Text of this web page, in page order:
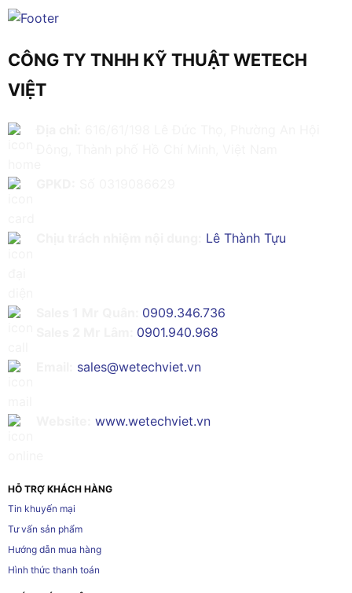
CÔNG TY TNHH KỸ THUẬT WETECH
VIỆT
Lê Thành Tựu
0909.346.736
0901.940.968
sales@wetechviet.vn
www.wetechviet.vn
HỖ TRỢ KHÁCH HÀNG
Tin khuyến mại
Tư vấn sản phẩm
Hướng dẫn mua hàng
Hình thức thanh toán